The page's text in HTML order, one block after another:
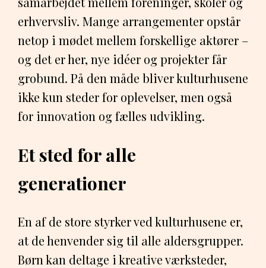
erhvervsliv. Mange arrangementer opstår
netop i mødet mellem forskellige aktører –
og det er her, nye idéer og projekter får
grobund. På den måde bliver kulturhusene
ikke kun steder for oplevelser, men også
for innovation og fælles udvikling.
Et sted for alle
generationer
En af de store styrker ved kulturhusene er,
at de henvender sig til alle aldersgrupper.
Børn kan deltage i kreative værksteder,